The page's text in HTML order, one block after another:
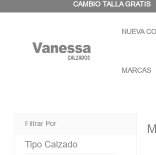
CAMBIO TALLA GRATIS
NUEVA
MARCAS
Filtrar Por
Tipo Calzado
Panel de gestión de cookies